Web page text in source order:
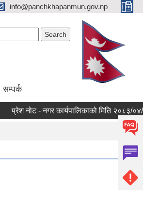
info@panchkhapanmun.gov.np
सम्पर्क
प्रेश नोट - नगर कार्यपालिकाको मिति २०८३/०४/१२